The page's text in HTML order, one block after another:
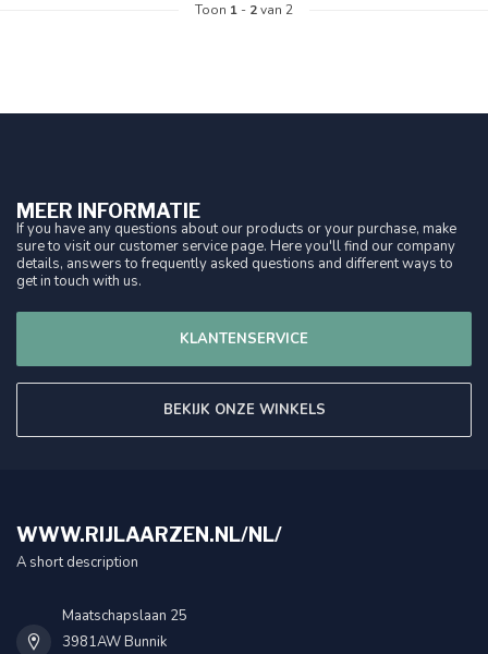
Toon 1 - 2van 2
MEER INFORMATIE
If you have any questions about our products or your purchase, make
sure to visit our customer service page. Here you'll find our company
details, answers to frequently asked questions and different ways to
get in touch with us.
KLANTENSERVICE
BEKIJK ONZE WINKELS
WWW.RIJLAARZEN.NL/NL/
A short description
Maatschapslaan 25
3981AW Bunnik